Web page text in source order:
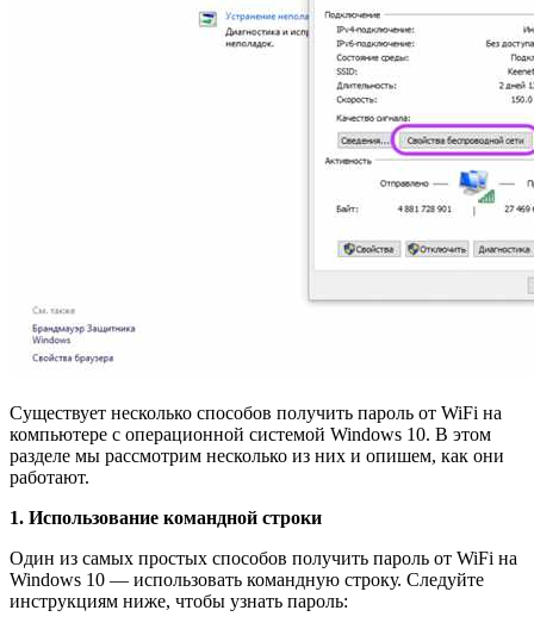
Существует несколько способов получить пароль от WiFi на
компьютере с операционной системой Windows 10. В этом
разделе мы рассмотрим несколько из них и опишем, как они
работают.
1. Использование командной строки
Один из самых простых способов получить пароль от WiFi на
Windows 10 — использовать командную строку. Следуйте
инструкциям ниже, чтобы узнать пароль: